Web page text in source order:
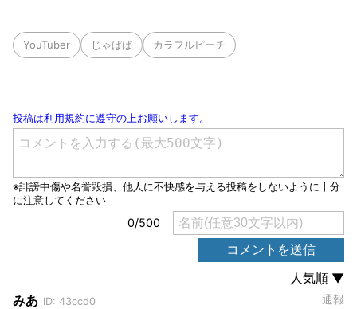
YouTuber じゃぱぱ カラフルピーチ